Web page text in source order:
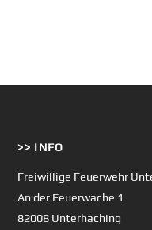
>> INFO
Freiwillige Feuerwehr
An der Feuerwache 1
82008 Unterhaching